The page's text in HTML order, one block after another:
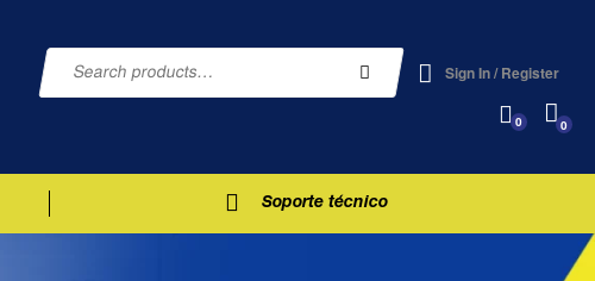
Sign In / Register
0 0
Soporte técnico